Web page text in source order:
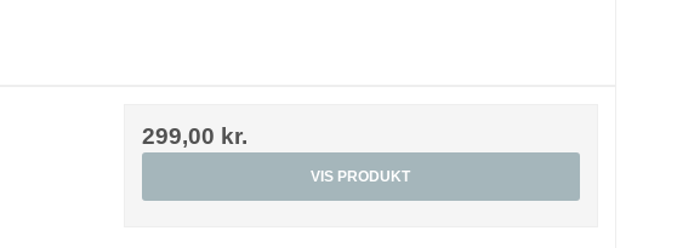
299,00 kr.
VIS PRODUKT